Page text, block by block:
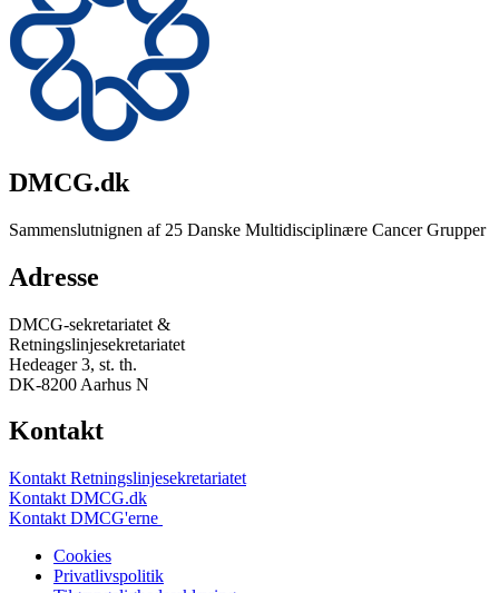
DMCG.dk
Sammenslutnignen af 25 Danske Multidisciplinære Cancer Grupper
Adresse
DMCG-sekretariatet &
Retningslinjesekretariatet
Hedeager 3, st. th.
DK-8200 Aarhus N
Kontakt
Kontakt Retningslinjesekretariatet
Kontakt DMCG.dk
Kontakt DMCG'erne
Cookies
Privatlivspolitik